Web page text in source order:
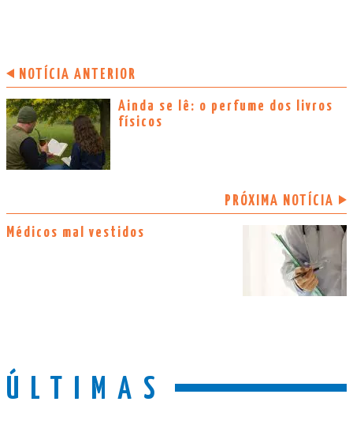
NOTÍCIA ANTERIOR
Ainda se lê: o perfume dos livros
físicos
PRÓXIMA NOTÍCIA
Médicos mal vestidos
ÚLTIMAS